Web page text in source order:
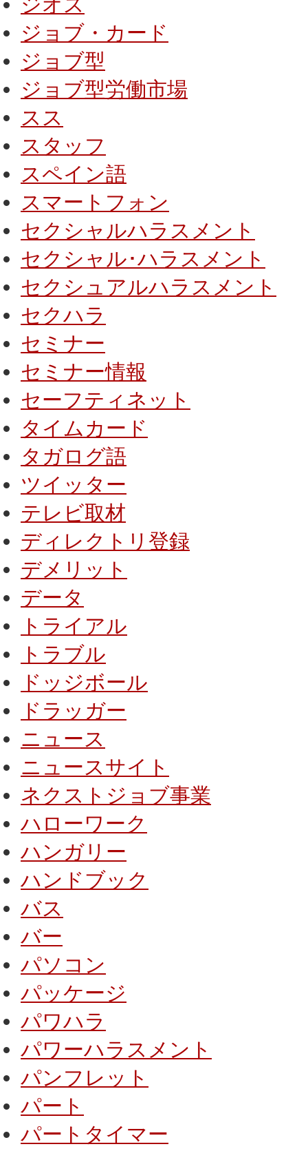
ジオス
ジョブ・カード
ジョブ型
ジョブ型労働市場
スス
スタッフ
スペイン語
スマートフォン
セクシャルハラスメント
セクシャル･ハラスメント
セクシュアルハラスメント
セクハラ
セミナー
セミナー情報
セーフティネット
タイムカード
タガログ語
ツイッター
テレビ取材
ディレクトリ登録
デメリット
データ
トライアル
トラブル
ドッジボール
ドラッガー
ニュース
ニュースサイト
ネクストジョブ事業
ハローワーク
ハンガリー
ハンドブック
バス
バー
パソコン
パッケージ
パワハラ
パワーハラスメント
パンフレット
パート
パートタイマー